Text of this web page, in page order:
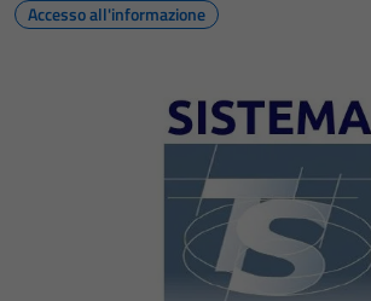
Accesso all'informazione